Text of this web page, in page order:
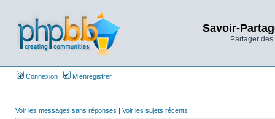
Savoir-
Partager
Connexion M’enregistrer
Voir les messages sans réponses | Voir les sujets récents